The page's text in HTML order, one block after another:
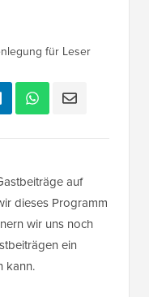
für Leser
auf
dieses Programm
wir uns noch
ein
kann.